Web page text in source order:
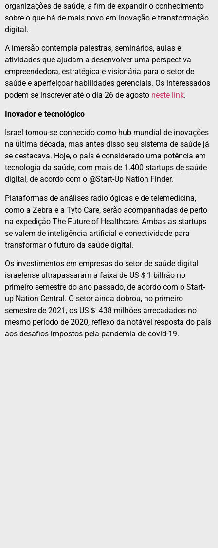
organizações de saúde, a fim de expandir o conhecimento
sobre o que há de mais novo em inovação e transformação
digital.
A imersão contempla palestras, seminários, aulas e
atividades que ajudam a desenvolver uma perspectiva
empreendedora, estratégica e visionária para o setor de
saúde e aperfeiçoar habilidades gerenciais. Os interessados
podem se inscrever até o dia 26 de agosto neste link.
Inovador e tecnológico
Israel tornou-se conhecido como hub mundial de inovações
na última década, mas antes disso seu sistema de saúde já
se destacava. Hoje, o país é considerado uma potência em
tecnologia da saúde, com mais de 1.400 startups de saúde
digital, de acordo com o @Start-Up Nation Finder.
Plataformas de análises radiológicas e de telemedicina,
como a Zebra e a Tyto Care, serão acompanhadas de perto
na expedição The Future of Healthcare. Ambas as startups
se valem de inteligência artificial e conectividade para
transformar o futuro da saúde digital.
Os investimentos em empresas do setor de saúde digital
israelense ultrapassaram a faixa de US＄1 bilhão no
primeiro semestre do ano passado, de acordo com o Start-
up Nation Central. O setor ainda dobrou, no primeiro
semestre de 2021, os US＄ 438 milhões arrecadados no
mesmo período de 2020, reflexo da notável resposta do país
aos desafios impostos pela pandemia de covid-19.